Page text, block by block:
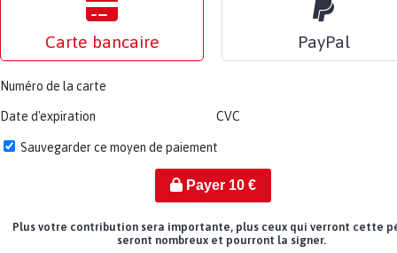
Carte bancaire PayPal
Numéro de la carte
Date d'expiration CVC
Sauvegarder ce moyen de paiement
Payer 10€
Plus votre contribution sera importante, plus ceux qui verront cette
seront nombreux et pourront la signer.